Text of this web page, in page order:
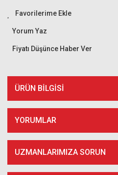
Yorum Yaz
Fiyatı Düşünce Haber Ver
ÜRÜN BILGISI
YORUMLAR
UZMANLARIMIZA SORUN